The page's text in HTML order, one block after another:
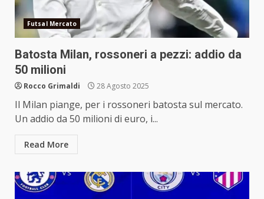
Futsal Mercato
Batosta Milan, rossoneri a pezzi: addio da
50 milioni
Rocco Grimaldi 28 Agosto 2025
Il Milan piange, per i rossoneri batosta sul mercato.
Un addio da 50 milioni di euro, i...
Read More